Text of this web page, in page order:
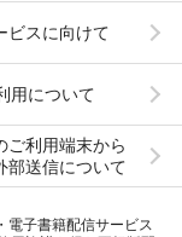
ビスに向けて
用について
ご利用端末から
部送信について
電子書籍配信サービス